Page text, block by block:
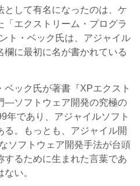
して有名になったのは、ケ
「エクストリーム・プログラ
ト・ベック氏は、アジャイル
欄に最初に名が書かれている
ック氏が著書『XPエクスト
―ソフトウェア開発の究極の
年であり、アジャイルソフト
る。もっとも、アジャイル開
ソフトウェア開発手法が台頭
するために生まれた言葉であ
い。